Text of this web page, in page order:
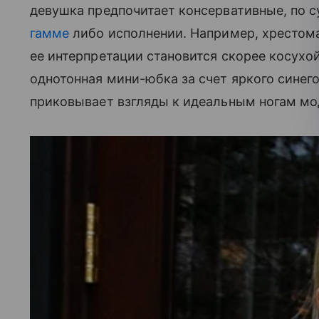
девушка предпочитает консервативные, по
гамме либо исполнении. Например,
ее интерпретации становится скорее
однотонная мини-юбка за счет яркого
приковывает взгляды к идеальным ногам